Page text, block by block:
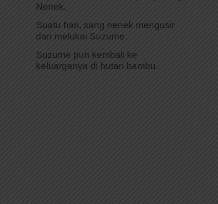
Nenek.
Suatu hari, sang nenek mengusir
dan melukai Suzume.
Suzume pun kembali ke
keluarganya di hutan bambu.